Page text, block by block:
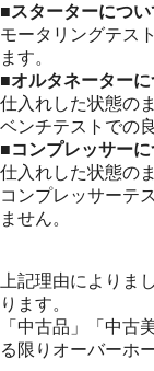
■スターターについ
モータリングテス
ます。
■オルタネーターに
仕入れした状態の
ベンチテストでの
■コンプレッサーに
仕入れした状態の
コンプレッサーテ
ません。
上記理由によりま
ります。
「中古品」「中古
る限りオーバーホ